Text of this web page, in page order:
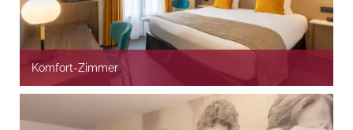
Komfort-Zimmer